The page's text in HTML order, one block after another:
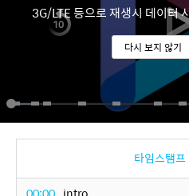
3G/LTE 등으로 재생시 데이터
다시 보지 않기
타임스탬프